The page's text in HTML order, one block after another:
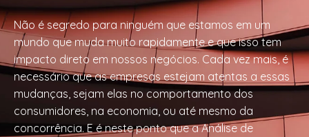
Não é segredo para ninguém que estamos em um
mundo que muda muito rapidamente e que isso tem
impacto direto em nossos negócios. Cada vez mais, é
necessário que as empresas estejam atentas a essas
mudanças, sejam elas no comportamento dos
consumidores, na economia, ou até mesmo da
concorrência. E é neste ponto que a Análise de